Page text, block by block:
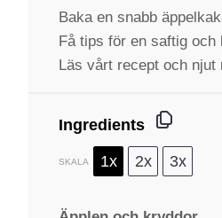
Baka en snabb
Få tips för en saftig och
Läs vårt recept och njut
Ingredients
SKALA 1x 2x 3x